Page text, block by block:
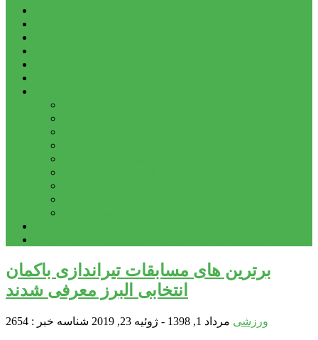
برترین های مسابقات تیراندازی باکمان
انتخابی البرز معرفی شدند
ورزشی مرداد 1, 1398 - ژوئیه 23, 2019 شناسه خبر : 2654